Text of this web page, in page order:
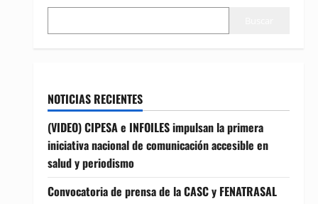
NOTICIAS RECIENTES
(VIDEO) CIPESA e INFOILES impulsan la primera
iniciativa nacional de comunicación accesible en
salud y periodismo
Convocatoria de prensa de la CASC y FENATRASAL